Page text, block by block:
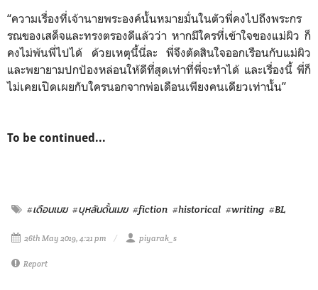
“ความเรื่องที่เจ้านายพระองค์นั้นหมายมั่นในตัวพี่คงไปถึงพระกร
รณของเสด็จและทรงตรองดีแล้วว่า หากมีใครที่เข้าใจของแม่ผิว ก็
คงไม่พ้นพี่ไปได้ ด้วยเหตุนี้นี่ละ พี่จึงตัดสินใจออกเรือนกับแม่ผิว
และพยายามปกป้องหล่อนให้ดีที่สุดเท่าที่พี่จะทำได้ และเรื่องนี้ พี่ก็
ไม่เคยเปิดเผยกับใครนอกจากพ่อเดือนเพียงคนเดียวเท่านั้น”
To be continued...
#เดือนเมฆ #บุหลันดั้นเมฆ #fiction #historical #writing #BL
26th May 2019, 4:21 pm piyarak_s
Report